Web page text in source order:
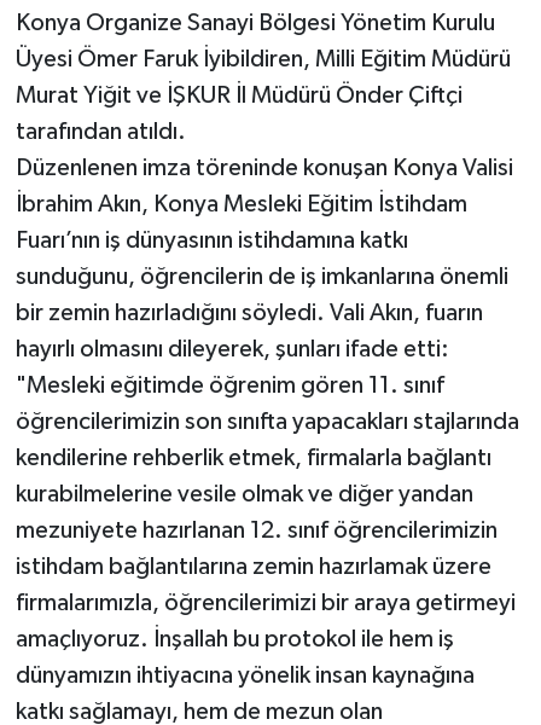
Konya Organize Sanayi Bölgesi Yönetim Kurulu
Üyesi Ömer Faruk İyibildiren, Milli Eğitim Müdürü
Murat Yiğit ve İŞKUR İl Müdürü Önder Çiftçi
tarafından atıldı.
Düzenlenen imza töreninde konuşan Konya Valisi
İbrahim Akın, Konya Mesleki Eğitim İstihdam
Fuarı’nın iş dünyasının istihdamına katkı
sunduğunu, öğrencilerin de iş imkanlarına önemli
bir zemin hazırladığını söyledi. Vali Akın, fuarın
hayırlı olmasını dileyerek, şunları ifade etti:
"Mesleki eğitimde öğrenim gören 11. sınıf
öğrencilerimizin son sınıfta yapacakları stajlarında
kendilerine rehberlik etmek, firmalarla bağlantı
kurabilmelerine vesile olmak ve diğer yandan
mezuniyete hazırlanan 12. sınıf öğrencilerimizin
istihdam bağlantılarına zemin hazırlamak üzere
firmalarımızla, öğrencilerimizi bir araya getirmeyi
amaçlıyoruz. İnşallah bu protokol ile hem iş
dünyamızın ihtiyacına yönelik insan kaynağına
katkı sağlamayı, hem de mezun olan